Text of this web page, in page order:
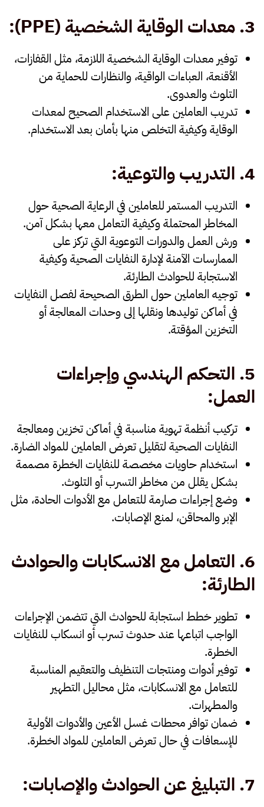
3. معدات الوقاية الشخصية (PPE):
توفير معدات الوقاية الشخصية اللازمة، مثل القفازات،
الأقنعة، العباءات الواقية، والنظارات للحماية من
التلوث والعدوى.
تدريب العاملين على الاستخدام الصحيح لمعدات
الوقاية وكيفية التخلص منها بأمان بعد الاستخدام.
4. التدريب والتوعية:
التدريب المستمر للعاملين في الرعاية الصحية حول
المخاطر المحتملة وكيفية التعامل معها بشكل آمن.
ورش العمل والدورات التوعوية التي تركز على
الممارسات الآمنة لإدارة النفايات الصحية وكيفية
الاستجابة للحوادث الطارئة.
توجيه العاملين حول الطرق الصحيحة لفصل النفايات
في أماكن توليدها ونقلها إلى وحدات المعالجة أو
التخزين المؤقتة.
5. التحكم الهندسي وإجراءات
العمل:
تركيبأنظمة تهوية مناسبة في أماكن تخزين ومعالجة
النفايات الصحية لتقليل تعرض العاملين للمواد الضارة.
استخدام حاويات مخصصة للنفايات الخطرة مصممة
بشكل يقلل من مخاطر التسرب أو التلوث.
وضعإجراءات صارمة للتعامل مع الأدوات الحادة، مثل
الإبر والمحاقن، لمنع الإصابات.
6. التعامل مع الانسكابات والحوادث
الطارئة:
تطوير خطط استجابة للحوادث التي تتضمن الإجراءات
الواجب اتباعها عند حدوث تسرب أو انسكاب للنفايات
الخطرة.
توفيرأدوات ومنتجات التنظيف والتعقيم المناسبة
للتعامل مع الانسكابات، مثل محاليل التطهير
والمطهرات.
ضمان توافر محطات غسل الأعين والأدوات الأولية
للإسعافات في حال تعرض العاملين للمواد الخطرة.
7. التبليغ عن الحوادث والإصابات: